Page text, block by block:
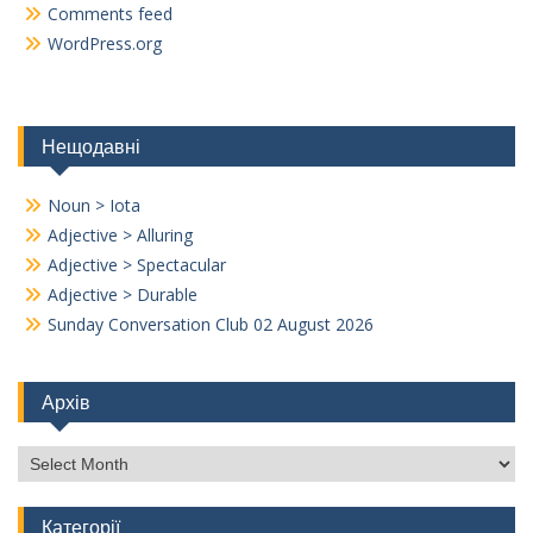
Comments feed
WordPress.org
Нещодавні
Noun > Iota
Adjective > Alluring
Adjective > Spectacular
Adjective > Durable
Sunday Conversation Club 02 August 2026
Архів
Архів
Категорії